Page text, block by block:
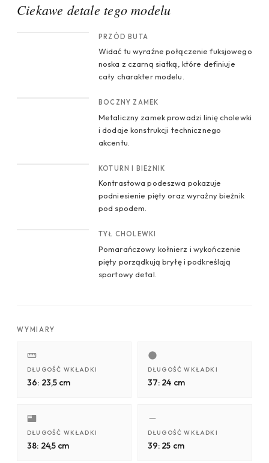
Ciekawe detale tego modelu
PRZÓD BUTA
Widać tu wyraźne połączenie fuksjowego
noska z czarną siatką, które definiuje
cały charakter modelu.
BOCZNY ZAMEK
Metaliczny zamek prowadzi linię cholewki
i dodaje konstrukcji technicznego
akcentu.
KOTURN I BIEŻNIK
Kontrastowa podeszwa pokazuje
podniesienie pięty oraz wyraźny bieżnik
pod spodem.
TYŁ CHOLEWKI
Pomarańczowy kołnierz i wykończenie
pięty porządkują bryłę i podkreślają
sportowy detal.
WYMIARY
DŁUGOŚĆ WKŁADKI
36: 23,5 cm
DŁUGOŚĆ WKŁADKI
37: 24 cm
DŁUGOŚĆ WKŁADKI
38: 24,5 cm
DŁUGOŚĆ WKŁADKI
39: 25 cm